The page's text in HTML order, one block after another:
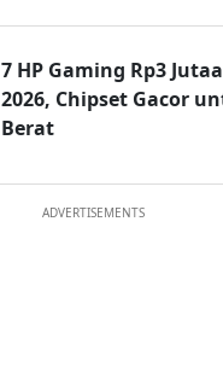
7 HP Gaming Rp3
2026, Chipset Gacor
Berat
ADVERTISEMENTS